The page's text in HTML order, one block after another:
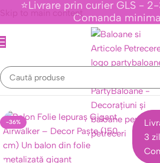
Skip to main content
⭐Livrare prin curier GLS -
Comanda
Imprimate si Desene/Baloane
-36%
3